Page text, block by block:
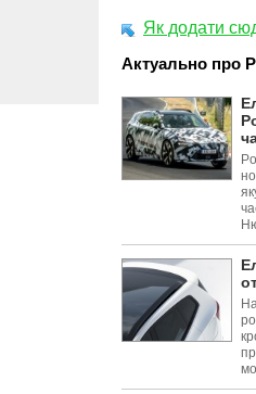
Як додати
Актуально про